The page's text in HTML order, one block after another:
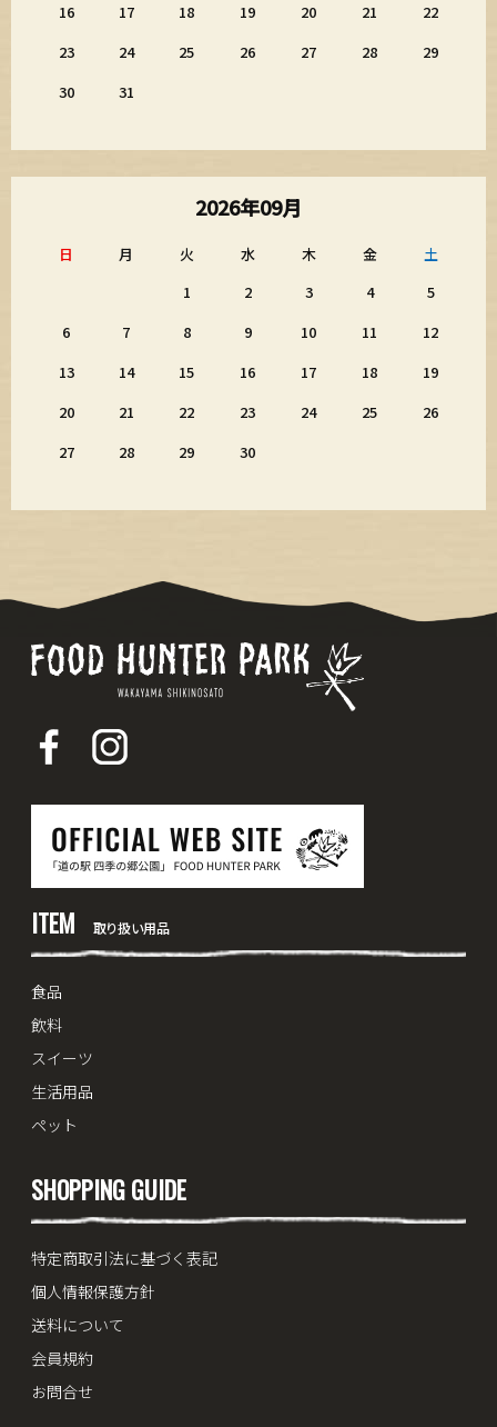
16
17 18 19 20 21
22
23
24 25 26 27 28
29
30
31
2026年09月
日 月 火 水 木 金
土
1
2 3 4
5
6
7 8 9 10 11
12
13
14 15 16 17 18
19
20
21 22 23 24 25
26
27
28 29 30
ITEM 取り扱い用品
食品
飲料
スイーツ
生活用品
ペット
SHOPPING GUIDE
特定商取引法に基づく表記
個人情報保護方針
送料について
会員規約
お問合せ